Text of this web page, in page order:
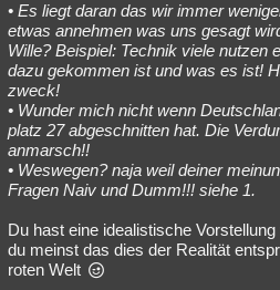
• Es liegt daran das wir immer
etwas annehmen was uns gesagt
Wille? Beispiel: Technik viele nutzen
dazu gekommen ist und was es ist!
zweck!
• Wunder mich nicht wenn
platz 27 abgeschnitten hat. Die
anmarsch!!
• Weswegen? naja weil deiner
Fragen Naiv und Dumm!!! siehe 1.
Du hast eine idealistische
du meinst das dies der Realität
roten Welt